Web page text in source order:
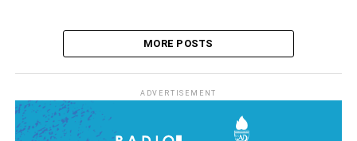
MORE POSTS
ADVERTISEMENT